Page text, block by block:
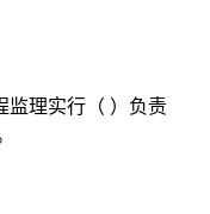
监理实行（ ）负责